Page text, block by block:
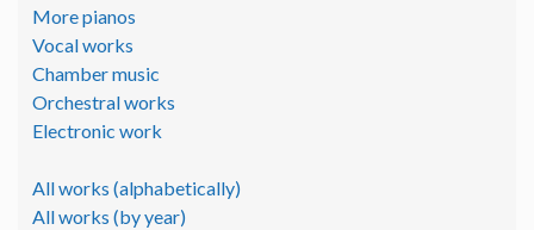
More pianos
Vocal works
Chamber music
Orchestral works
Electronic work
All works (alphabetically)
All works (by year)